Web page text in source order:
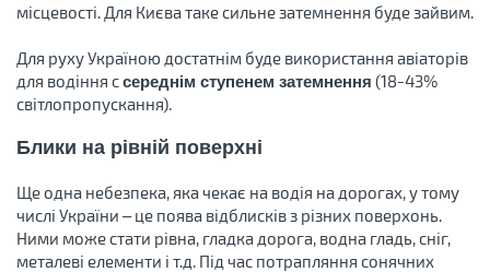
місцевості. Для Києва таке сильне затемнення буде зайвим.
Для руху Україною достатнім буде використання авіаторів
для водіння ссереднім ступенем затемнення (18-43%
світлопропускання).
Блики на рівній поверхні
Ще одна небезпека, яка чекає на водія на дорогах, у тому
числі України – це поява відблисків з різних поверхонь.
Ними може стати рівна, гладка дорога, водна гладь, сніг,
металеві елементи і т.д. Під час потрапляння сонячних